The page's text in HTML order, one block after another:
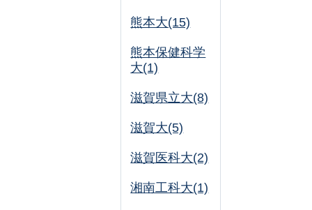
熊本大(15)
熊本保健科学
大(1)
滋賀県立大(8)
滋賀大(5)
滋賀医科大(2)
湘南工科大(1)